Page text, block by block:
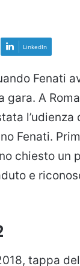
LinkedIn
Fenati
A
l’udienza
Fenati.
chiesto un
e
tappa